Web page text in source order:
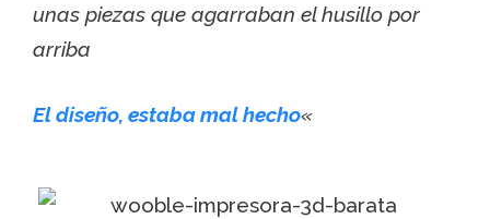
unas piezas que agarraban el husillo por
arriba
El diseño, estaba mal hecho«